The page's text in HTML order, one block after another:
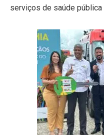
serviços de saúde pública